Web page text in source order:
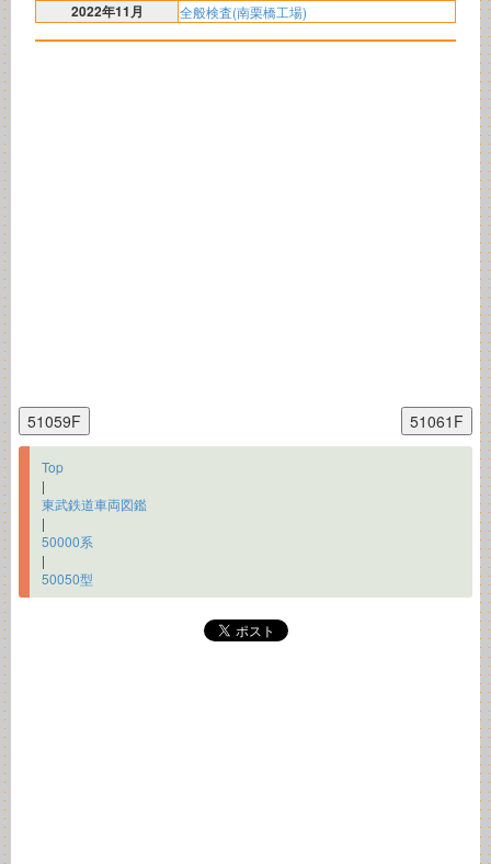
2022年11月 全般検査(南栗橋工場)
Top
|
東武鉄道車両図鑑
|
50000系
|
50050型